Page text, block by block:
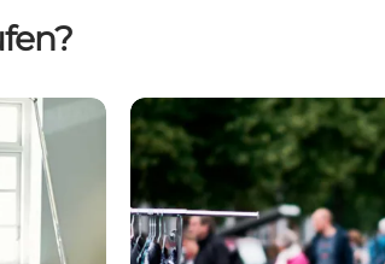
Märkte und Flohmärkte